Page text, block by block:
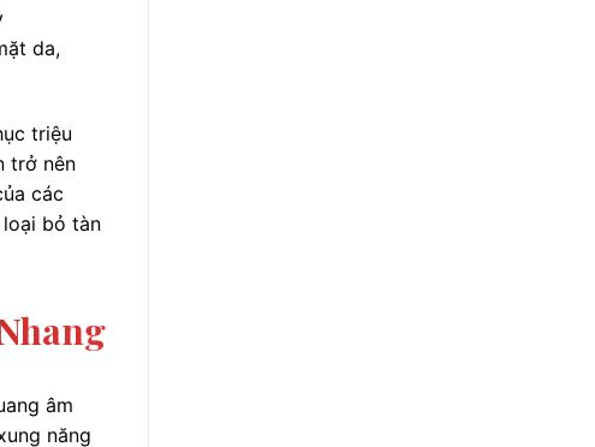
da,
triệu
trở nên
các
bỏ tàn
âm
năng